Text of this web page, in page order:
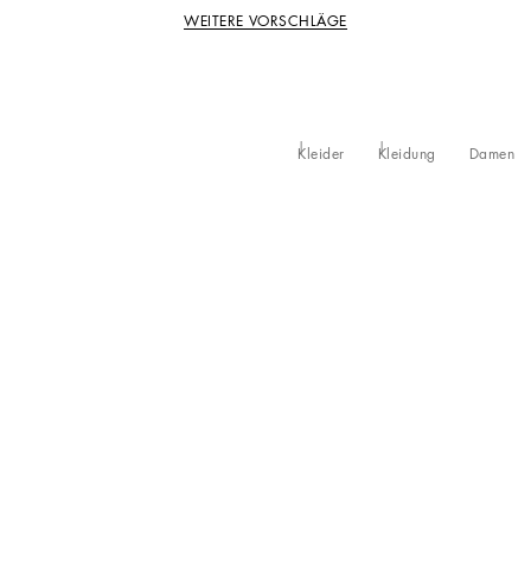
WEITERE VORSCHLÄGE
Damen
Kleidung
Kleider